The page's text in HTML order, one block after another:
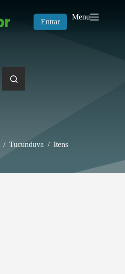
Entrar
Menu
/ Tucunduva / Itens